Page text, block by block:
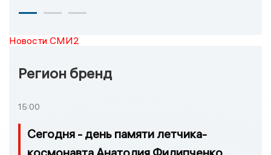
Новости СМИ2
Регион бренд
15:00
Сегодня - день памяти летчика-